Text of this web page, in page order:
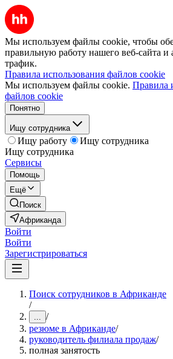
Мы используем файлы cookie, чтобы
правильную работу нашего веб-сайта и
трафик.
Правила использования файлов cookie
Мы используем файлы cookie. Правила
файлов cookie
Понятно
Ищу сотрудника
Ищу работу
Ищу сотрудника
Ищу сотрудника
Сервисы
Помощь
Ещё
Поиск
Африканда
Войти
Войти
Зарегистрироваться
Поиск сотрудников в Африканде
/
... /
резюме в Африканде/
руководитель филиала продаж/
полная занятость